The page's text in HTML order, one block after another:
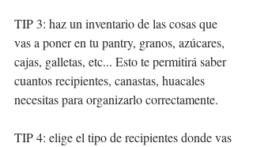
TIP 3: haz un inventario de las cosas que
vas a poner en tu pantry, granos, azúcares,
cajas, galletas, etc... Esto te permitirá saber
cuantos recipientes, canastas, huacales
necesitas para organizarlo correctamente.
TIP 4: elige el tipo de recipientes donde vas